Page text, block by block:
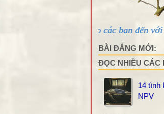
Thân ái chào các bạn đến với Bản lưu dự
BÀI ĐĂNG MỚI:
ĐỌC NHIỀU CÁC
14 tình
NPV